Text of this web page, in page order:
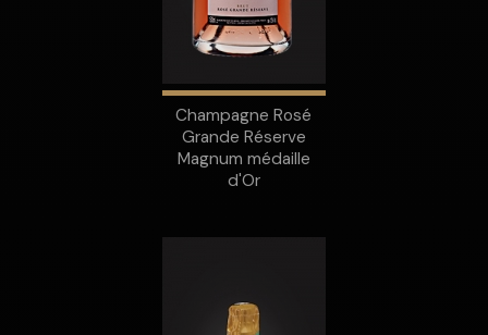
Champagne Rosé
Grande Réserve
Magnum médaille
d'Or